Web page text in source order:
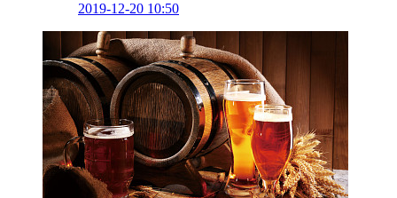
2019-12-20 10:50